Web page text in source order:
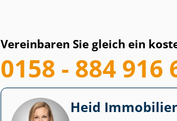
Vereinbaren Sie gleich ein
0158 - 884 916
Heid